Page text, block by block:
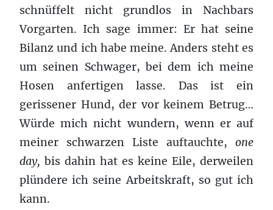
schnüffelt nicht grundlos in Nachbars
Vorgarten. Ich sage immer: Er hat seine
Bilanz und ich habe meine. Anders steht es
um seinen Schwager, bei dem ich meine
Hosen anfertigen lasse. Das ist ein
gerissener Hund, der vor keinem Betrug…
Würde mich nicht wundern, wenn er auf
meiner schwarzen Liste auftauchte, one
day, bis dahin hat es keine Eile, derweilen
plündere ich seine Arbeitskraft, so gut ich
kann.